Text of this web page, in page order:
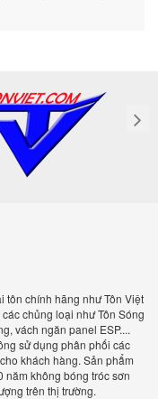
tôn chính hãng như Tôn Việt
chủng loại như Tôn Sóng
vách ngăn panel ESP....
sử dụng phân phối các
khách hàng. Sản phẩm
năm không bóng tróc sơn
trên thị trường.